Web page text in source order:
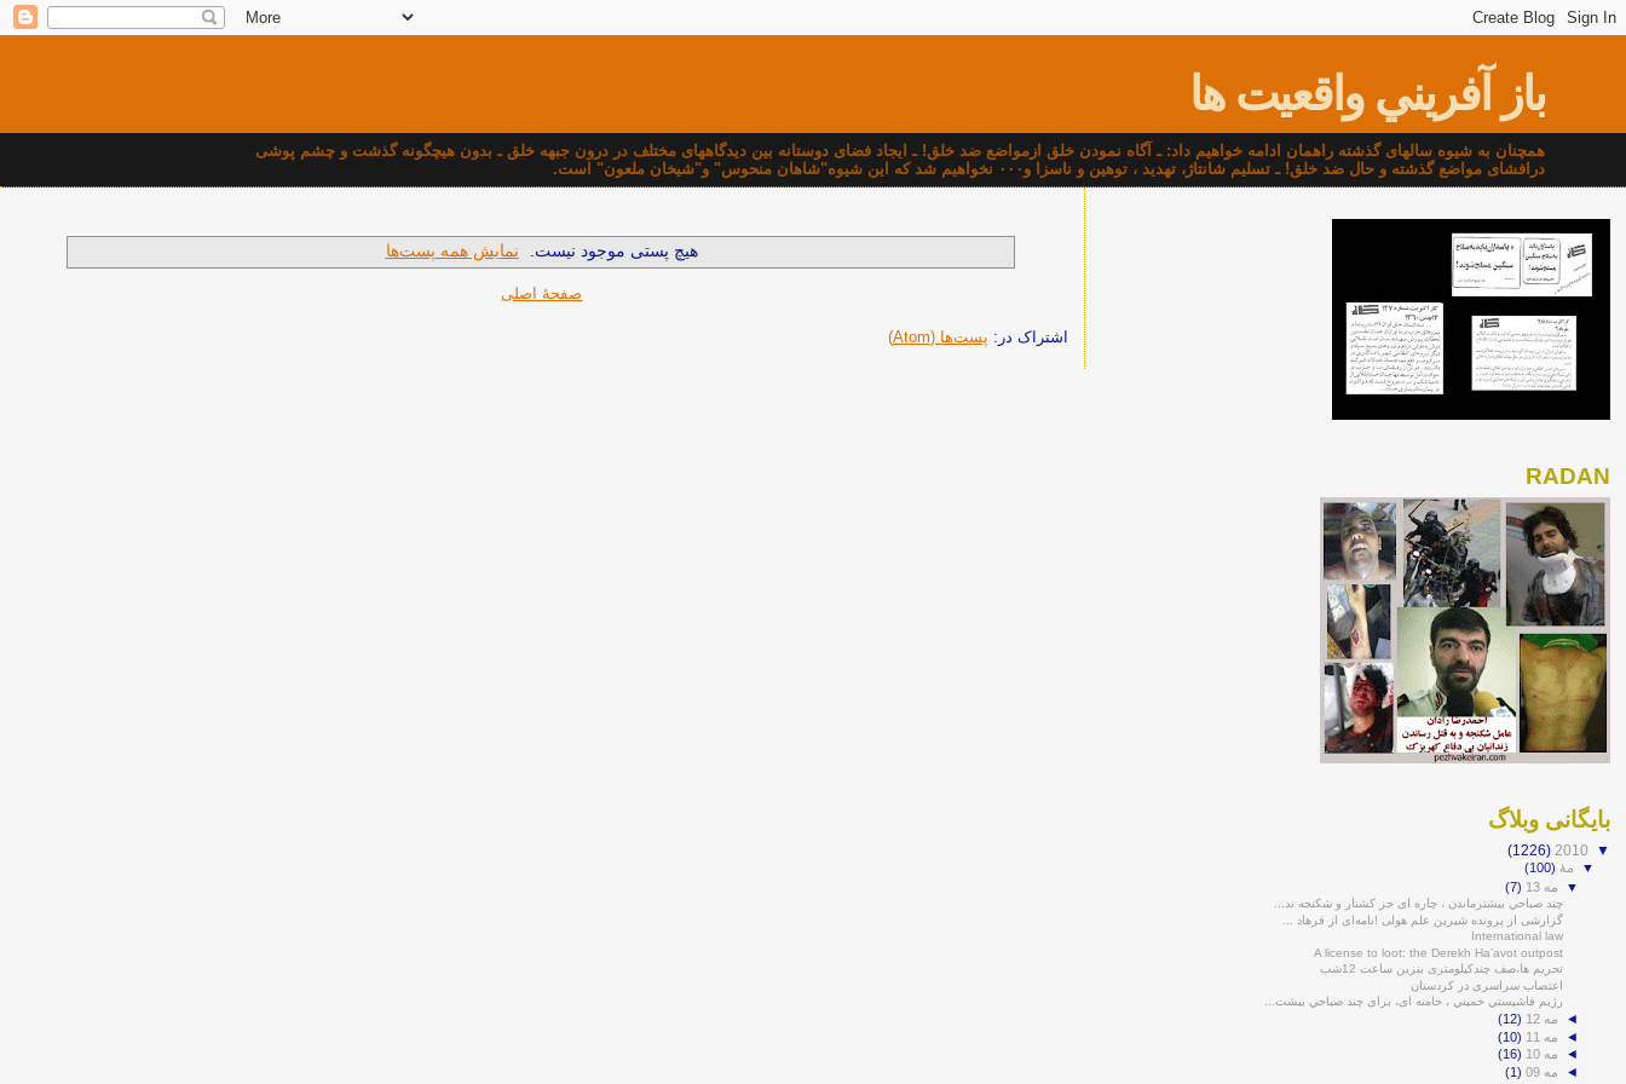
باز آفريني واقعيت ها
همچنان به شيوه سالهای گذشته راهمان ادامه خواهيم داد: ـ آگاه نمودن خلق ازمواضع ضد خلق! ـ ايجاد فضای دوستانه بين ديدگاههای مختلف در درون جبهه خلق ـ بدون هيچگونه گذشت و چشم پوشی
درافشای مواضع گذشته و حال ضد خلق! ـ تسليم شانتاژ، تهديد ، توهين و ناسزا و۰۰۰ نخواهيم شد که اين شيوه"شاهان منحوس" و"شيخان ملعون" است.
هیچ پستی موجود نیست. نمایش همه پست‌ها
صفحهٔ اصلی
اشتراک در: پست‌ها (Atom)
RADAN
بايگانی وبلاگ
▼
2010
(1226)
▼ مهٔ (100)
▼ مه 13 (7)
چند صباحي بيشترماندن ، چاره ای جز کشتار و شکنجه ند...
گزارشی از پرونده شیرین علم هولی !نامه‌ای از فرهاد ...
International law
A license to loot: the Derekh Ha’avot outpost
تحریم ها،صف چندکیلومتری بنزین ساعت 12شب
اعتصاب سراسری در کردستان
رژيم فاشيستي خميني ، خامنه ای، برای چند صباحي بيشت...
◄ مه 12
(12)
◄ مه 11
(10)
◄ مه 10
(16)
◄ مه 09
(1)